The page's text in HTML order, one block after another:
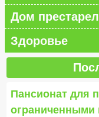
Дом
Здоровье
Пансионат для
ограниченными